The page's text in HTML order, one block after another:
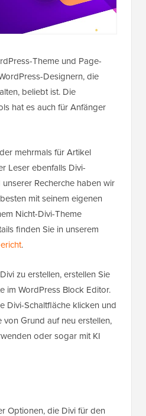
Theme und Page-
Designern, die
beliebt ist. Die
hat es auch für Anfänger
mehrmals für Artikel
Leser ebenfalls Divi-
Recherche haben wir
mit seinem eigenen
Nicht-Divi-Theme
finden Sie in unserem
.
zu erstellen, erstellen Sie
im WordPress Block Editor.
Divi-Schaltfläche klicken und
Grund auf neu erstellen,
oder sogar mit KI
Optionen, die Divi für den